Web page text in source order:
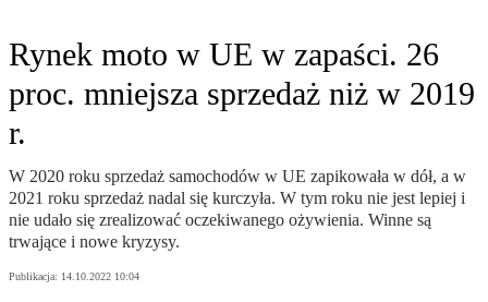
Rynek moto w UE w zapaści. 26
proc. mniejsza sprzedaż niż w 2019
r.
W 2020 roku sprzedaż samochodów w UE zapikowała w dół, a w
2021 roku sprzedaż nadal się kurczyła. W tym roku nie jest lepiej i
nie udało się zrealizować oczekiwanego ożywienia. Winne są
trwające i nowe kryzysy.
Publikacja: 14.10.2022 10:04